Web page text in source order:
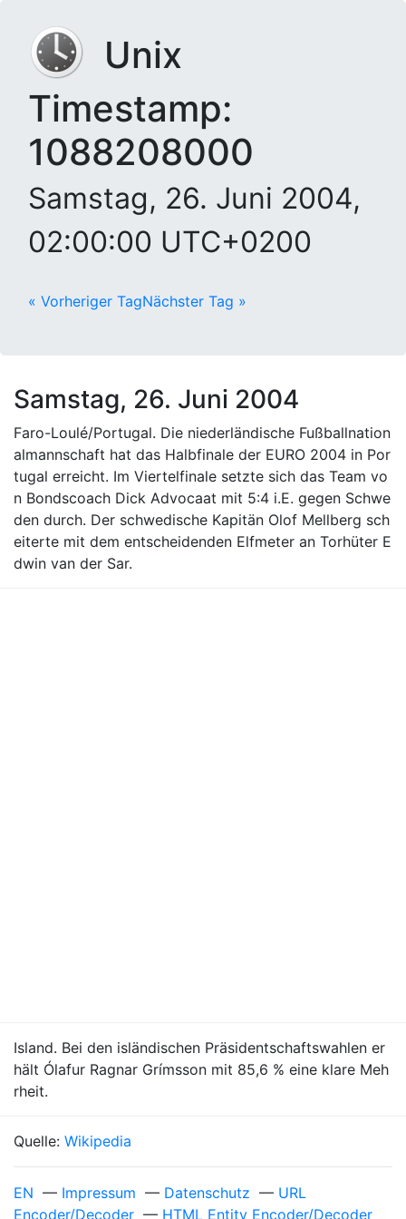
Unix
Timestamp:
1088208000
Samstag, 26. Juni 2004,
02:00:00 UTC+0200
« Vorheriger TagNächster Tag »
Samstag, 26. Juni 2004
Faro-Loulé/Portugal. Die niederländische Fußballnation
almannschaft hat das Halbfinale der EURO 2004 in Por
tugal erreicht. Im Viertelfinale setzte sich das Team vo
n Bondscoach Dick Advocaat mit 5:4 i.E. gegen Schwe
den durch. Der schwedische Kapitän Olof Mellberg sch
eiterte mit dem entscheidenden Elfmeter an Torhüter E
dwin van der Sar.
Island. Bei den isländischen Präsidentschaftswahlen er
hält Ólafur Ragnar Grímsson mit 85,6 % eine klare Meh
rheit.
Quelle: Wikipedia
EN — Impressum — Datenschutz — URL
Encoder/Decoder — HTML Entity Encoder/Decoder